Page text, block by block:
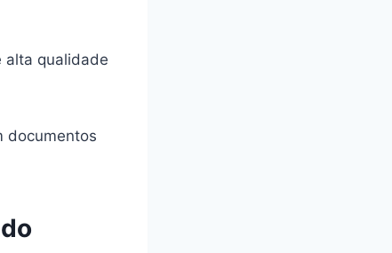
alta qualidade
documentos